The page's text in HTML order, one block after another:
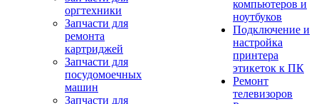
оргтехники
Запчасти для
ремонта
картриджей
Запчасти для
посудомоечных
машин
Запчасти для
компьютеров и
ноутбуков
Подключение и
настройка
принтера
этикеток к ПК
Ремонт
телевизоров